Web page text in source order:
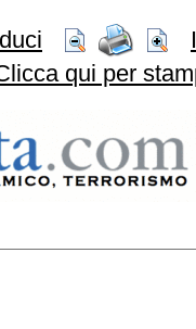
qui per